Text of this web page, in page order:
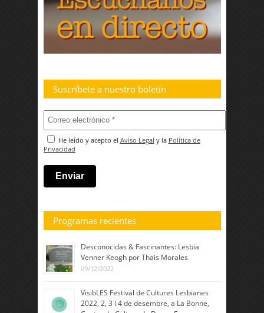
Suscríbete a nuestro boletín
He leído y acepto el Aviso Legal y la Política de
Privacidad
Programas recientes
Desconocidas & Fascinantes: Lesbia
Venner Keogh por Thais Morales
09/12/2022
VisibLES Festival de Cultures Lesbianes
2022, 2, 3 i 4 de desembre, a La Bonne,